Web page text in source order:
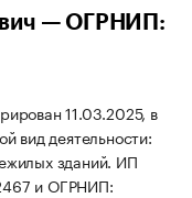
— ОГРНИП:
11.03.2025, в
вид деятельности:
зданий. ИП
и ОГРНИП: